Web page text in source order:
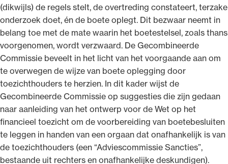
(dikwijls) de regels stelt, de overtreding constateert, terzake
onderzoek doet, én de boete oplegt. Dit bezwaar neemt in
belang toe met de mate waarin het boetestelsel, zoals thans
voorgenomen, wordt verzwaard. De Gecombineerde
Commissie beveelt in het licht van het voorgaande aan om
te overwegen de wijze van boete oplegging door
toezichthouders te herzien. In dit kader wijst de
Gecombineerde Commissie op suggesties die zijn gedaan
naar aanleiding van het ontwerp voor de Wet op het
financieel toezicht om de voorbereiding van boetebesluiten
te leggen in handen van een orgaan dat onafhankelijk is van
de toezichthouders (een “Adviescommissie Sancties”,
bestaande uit rechters en onafhankelijke deskundigen).